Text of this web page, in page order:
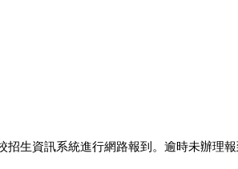
生資訊系統進行網路報到。逾時未辦理報